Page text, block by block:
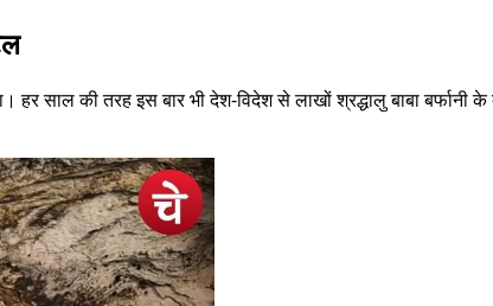
की तरह इस बार भी देश-विदेश से लाखों श्रद्धालु बाबा बर्फानी के